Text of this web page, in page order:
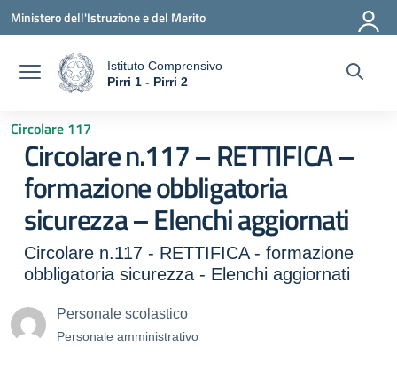
Vai ai contenuti
Vai al menu di navigazione
Vai al footer
Ministero dell'Istruzione e del Merito
Istituto Comprensivo
Pirri 1 - Pirri 2
Circolare 117
Circolare n.117 – RETTIFICA –
formazione obbligatoria
sicurezza – Elenchi aggiornati
Circolare n.117 - RETTIFICA - formazione
obbligatoria sicurezza - Elenchi aggiornati
Personale scolastico
Personale amministrativo